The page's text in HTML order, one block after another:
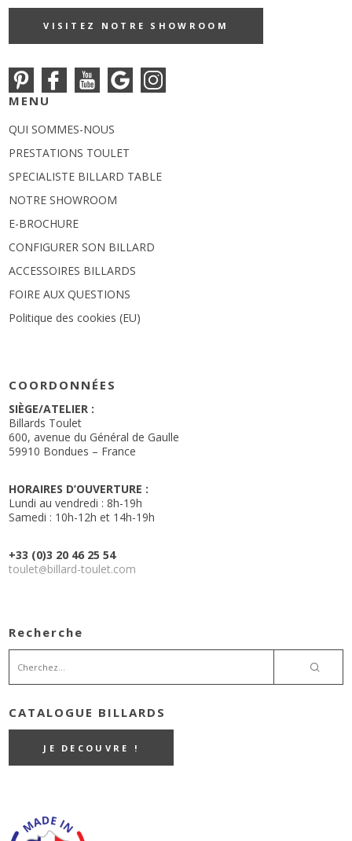
VISITEZ NOTRE SHOWROOM
MENU
QUI SOMMES-NOUS
PRESTATIONS TOULET
SPECIALISTE BILLARD TABLE
NOTRE SHOWROOM
E-BROCHURE
CONFIGURER SON BILLARD
ACCESSOIRES BILLARDS
FOIRE AUX QUESTIONS
Politique des cookies (EU)
COORDONNÉES
SIÈGE/ATELIER :
Billards Toulet
600, avenue du Général de Gaulle
59910 Bondues – France
HORAIRES D’OUVERTURE :
Lundi au vendredi : 8h-19h
Samedi : 10h-12h et 14h-19h
+33 (0)3 20 46 25 54
toulet@billard-toulet.com
Recherche
CATALOGUE BILLARDS
JE DECOUVRE !